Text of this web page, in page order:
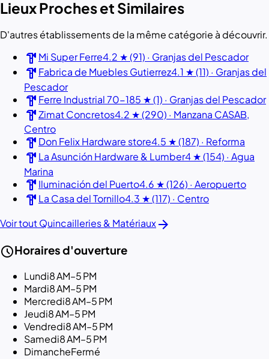
Lieux Proches et Similaires
D'autres établissements de la même catégorie à découvrir.
hardware Mi Super Ferre4.2 ★ (91) · Granjas del Pescador
hardware Fabrica de Muebles Gutierrez4.1 ★ (11) · Granjas del
Pescador
hardware Ferre Industrial 70-185 ★ (1) · Granjas del Pescador
hardwareZimat Concretos4.2 ★ (290) · Manzana CASAB,
Centro
hardware Don Felix Hardware store4.5 ★ (187) · Reforma
hardware La Asunción Hardware & Lumber4 ★ (154) · Agua
Marina
hardware Iluminación del Puerto4.6 ★ (126) · Aeropuerto
hardware La Casa del Tornillo4.3 ★ (117) · Centro
Voir tout Quincailleries & Matériauxarrow_forward
scheduleHoraires d'ouverture
Lundi8 AM–5 PM
Mardi8 AM–5 PM
Mercredi8 AM–5 PM
Jeudi8 AM–5 PM
Vendredi8 AM–5 PM
Samedi8 AM–5 PM
DimancheFermé